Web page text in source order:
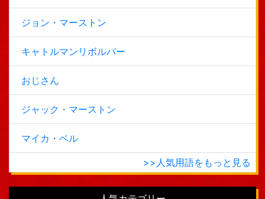
ジョン・マーストン
キャトルマンリボルバー
おじさん
ジャック・マーストン
マイカ・ベル
>>人気用語をもっと見る